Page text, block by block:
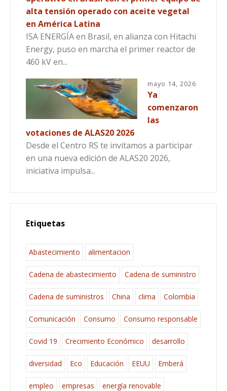
alta tensión operado con aceite vegetal
en América Latina
ISA ENERGÍA en Brasil, en alianza con Hitachi
Energy, puso en marcha el primer reactor de
460 kV en...
mayo 14, 2026
Ya
comenzaron
las
votaciones de ALAS20 2026
Desde el Centro RS te invitamos a participar
en una nueva edición de ALAS20 2026,
iniciativa impulsa...
Etiquetas
Abastecimiento alimentacion
Cadena de abastecimiento Cadena de suministro
Cadena de suministros China clima Colombia
Comunicación Consumo Consumo responsable
Covid 19 Crecimiento Económico desarrollo
diversidad Eco Educación EEUU Emberá
empleo empresas energía renovable